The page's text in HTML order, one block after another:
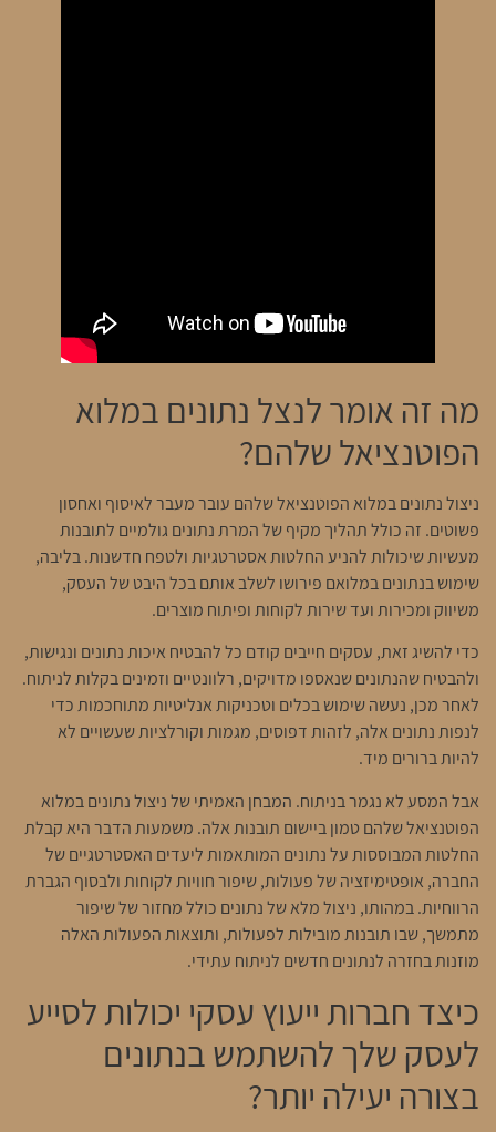
מה זה אומר לנצל נתונים במלוא
הפוטנציאל שלהם?
ניצול נתונים במלוא הפוטנציאל שלהם עובר מעבר לאיסוף ואחסון
פשוטים. זה כולל תהליך מקיף של המרת נתונים גולמיים לתובנות
מעשיות שיכולות להניע החלטות אסטרטגיות ולטפח חדשנות. בליבה,
שימוש בנתונים במלואם פירושו לשלב אותם בכל היבט של העסק,
משיווק ומכירות ועד שירות לקוחות ופיתוח מוצרים.
כדי להשיג זאת, עסקים חייבים קודם כל להבטיח איכות נתונים ונגישות,
ולהבטיח שהנתונים שנאספו מדויקים, רלוונטיים וזמינים בקלות לניתוח.
לאחר מכן, נעשה שימוש בכלים וטכניקות אנליטיות מתוחכמות כדי
לנפות נתונים אלה, לזהות דפוסים, מגמות וקורלציות שעשויים לא
להיות ברורים מיד.
אבל המסע לא נגמר בניתוח. המבחן האמיתי של ניצול נתונים במלוא
הפוטנציאל שלהם טמון ביישום תובנות אלה. משמעות הדבר היא קבלת
החלטות המבוססות על נתונים המותאמות ליעדים האסטרטגיים של
החברה, אופטימיזציה של פעולות, שיפור חוויות לקוחות ולבסוף הגברת
הרווחיות. במהותו, ניצול מלא של נתונים כולל מחזור של שיפור
מתמשך, שבו תובנות מובילות לפעולות, ותוצאות הפעולות האלה
מוזנות בחזרה לנתונים חדשים לניתוח עתידי.
כיצד חברות ייעוץ עסקי יכולות לסייע
לעסק שלך להשתמש בנתונים
בצורה יעילה יותר?